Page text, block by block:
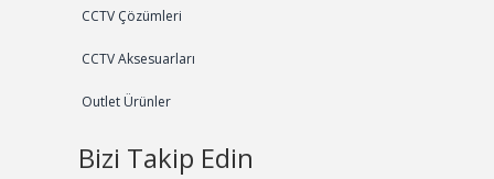
CCTV Çözümleri
CCTV Aksesuarları
Outlet Ürünler
Bizi Takip Edin